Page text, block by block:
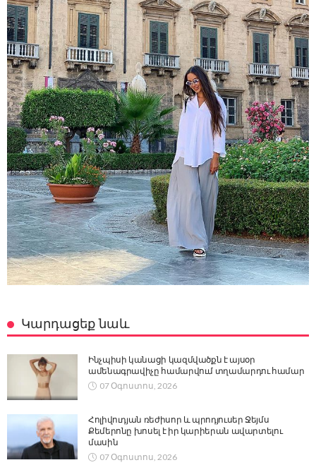
Կարդացեք նաև
Ինչպիսի կանացի կազմվածքն է այսօր
ամենագրավիչը համարվում տղամարդու համար
07 Օգոստոս, 2026
Հոլիվուդյան ռեժիսոր և պրոդյուսեր Ջեյմս
Քեմերոնը խոսել է իր կարիերան ավարտելու
մասին
07 Օգոստոս, 2026